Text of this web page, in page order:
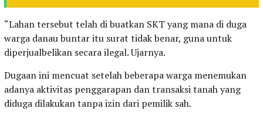
“Lahan tersebut telah di buatkan SKT yang mana di duga
warga danau buntar itu surat tidak benar, guna untuk
diperjualbelikan secara ilegal. Ujarnya.
Dugaan ini mencuat setelah beberapa warga menemukan
adanya aktivitas penggarapan dan transaksi tanah yang
diduga dilakukan tanpa izin dari pemilik sah.